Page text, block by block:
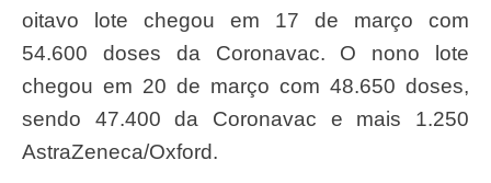
oitavo lote chegou em 17 de março com
54.600 doses da Coronavac. O nono lote
chegou em 20 de março com 48.650 doses,
sendo 47.400 da Coronavac e mais 1.250
AstraZeneca/Oxford.